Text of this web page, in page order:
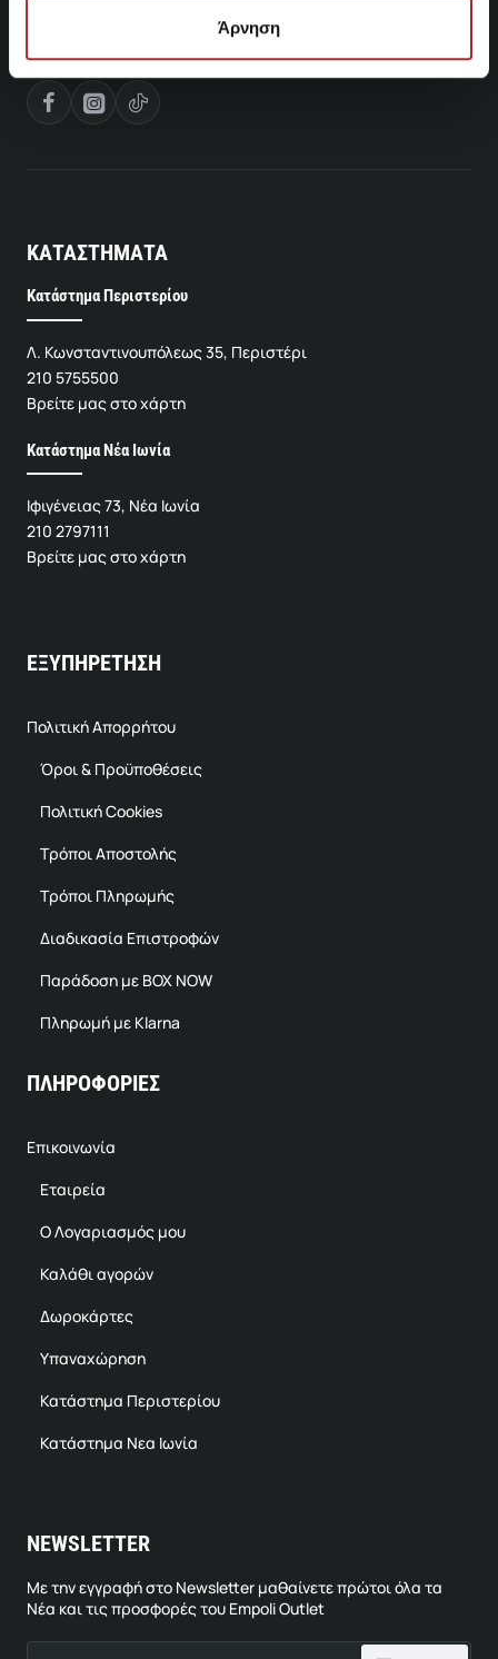
Άρνηση
ΚΑΤΑΣΤΗΜΑΤΑ
Κατάστημα Περιστερίου
Λ. Κωνσταντινουπόλεως 35, Περιστέρι
210 5755500
Βρείτε μας στο χάρτη
Κατάστημα Νέα Ιωνία
Ιφιγένειας 73, Νέα Ιωνία
210 2797111
Βρείτε μας στο χάρτη
ΕΞΥΠΗΡΕΤΗΣΗ
Πολιτική Απορρήτου
Όροι & Προϋποθέσεις
Πολιτική Cookies
Τρόποι Αποστολής
Τρόποι Πληρωμής
Διαδικασία Επιστροφών
Παράδοση με BOX NOW
Πληρωμή με Klarna
ΠΛΗΡΟΦΟΡΙΕΣ
Επικοινωνία
Εταιρεία
Ο Λογαριασμός μου
Καλάθι αγορών
Δωροκάρτες
Υπαναχώρηση
Κατάστημα Περιστερίου
Κατάστημα Νεα Ιωνία
NEWSLETTER
Με την εγγραφή στο Newsletter μαθαίνετε πρώτοι όλα τα
Νέα και τις προσφορές του Empoli Outlet